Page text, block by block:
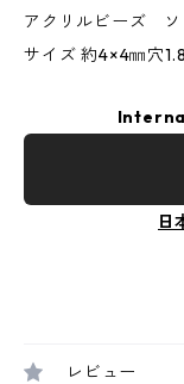
アクリルビーズ
サイズ 約4×4㎜穴
日
レビュー